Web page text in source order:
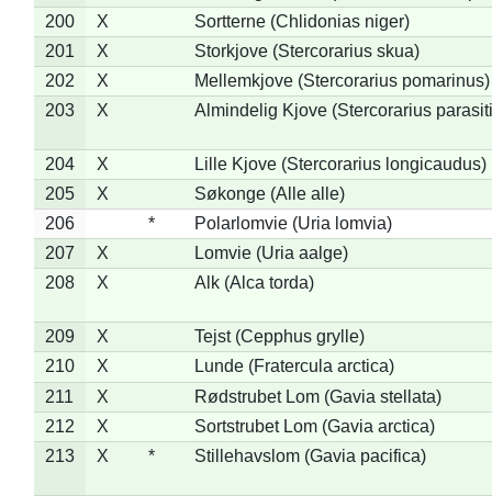
200
X
Sortterne (Chlidonias niger)
201
X
Storkjove (Stercorarius skua)
202
X
Mellemkjove (Stercorarius pomarinus)
203
X Almindelig Kjove (Stercorarius
204 X
Lille Kjove (Stercorarius longicaudus)
205
X
Søkonge (Alle alle)
206
*
Polarlomvie (Uria lomvia)
207
X
Lomvie (Uria aalge)
208
X Alk (Alca torda)
209 X
Tejst (Cepphus grylle)
210
X
Lunde (Fratercula arctica)
211
X
Rødstrubet Lom (Gavia stellata)
212
X
Sortstrubet Lom (Gavia arctica)
213
X * Stillehavslom (Gavia pacifica)